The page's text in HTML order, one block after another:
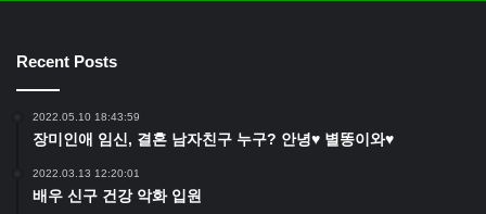
Recent Posts
2022.05.10 18:43:59
장미인애 임신, 결혼 남자친구 누구? 안녕♥ 별똥이와♥
2022.03.13 12:20:01
배우 신구 건강 악화 입원